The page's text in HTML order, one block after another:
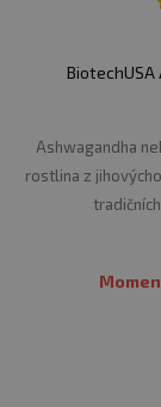
​Ashwagandha
rostlina z